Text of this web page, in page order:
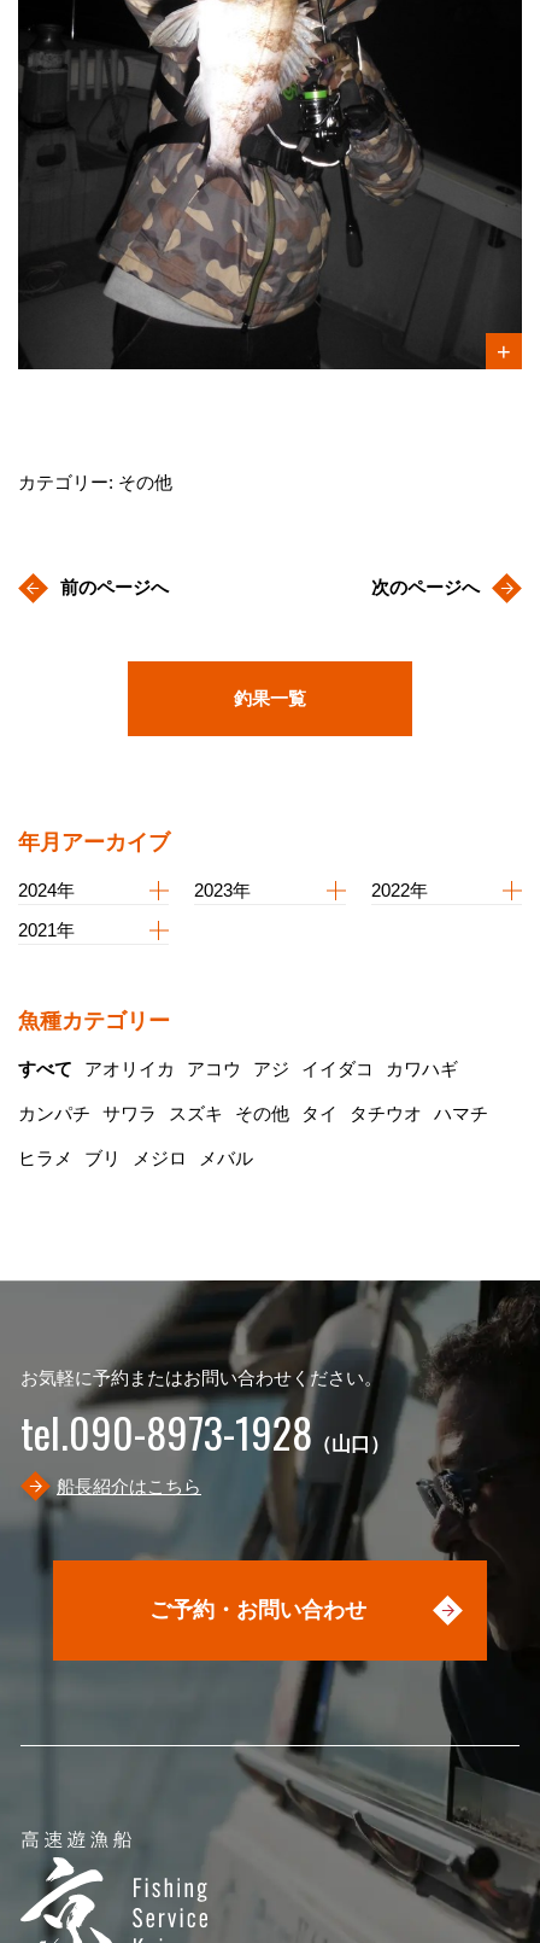
カテゴリー: その他
前のページへ
釣果一覧
次のページへ
年月アーカイブ
2024年 2023年
2022年
2021年
魚種カテゴリー
すべて アオリイカ アコウ アジ イイダコ カワハギ
カンパチ サワラ スズキ その他 タイ タチウオ ハマチ
ヒラメ ブリ メジロ メバル
お気軽に予約またはお問い合わせください。
tel.090-8973-1928 （山口）
船長紹介はこちら
ご予約・お問い合わせ